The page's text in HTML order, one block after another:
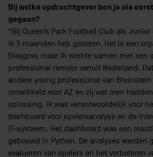
Bij welke opdrachtgever ben je als
gegaan?
“Bij Queen’s Park Football Club als
ik 5 maanden heb gezeten. Het is een
Glasgow, maar ik werkte samen met een
professional remote vanuit Nederland.
andere young professional van
ontwikkeld voor AZ en zij wel oren
oplossing. Ik was verantwoordelijk voor
dashboard voor spelersanalyse en de
IT-systeem. Het dashboard was een
gebouwd in Python. De analyses werden
evalueren van spelers en het verbeteren